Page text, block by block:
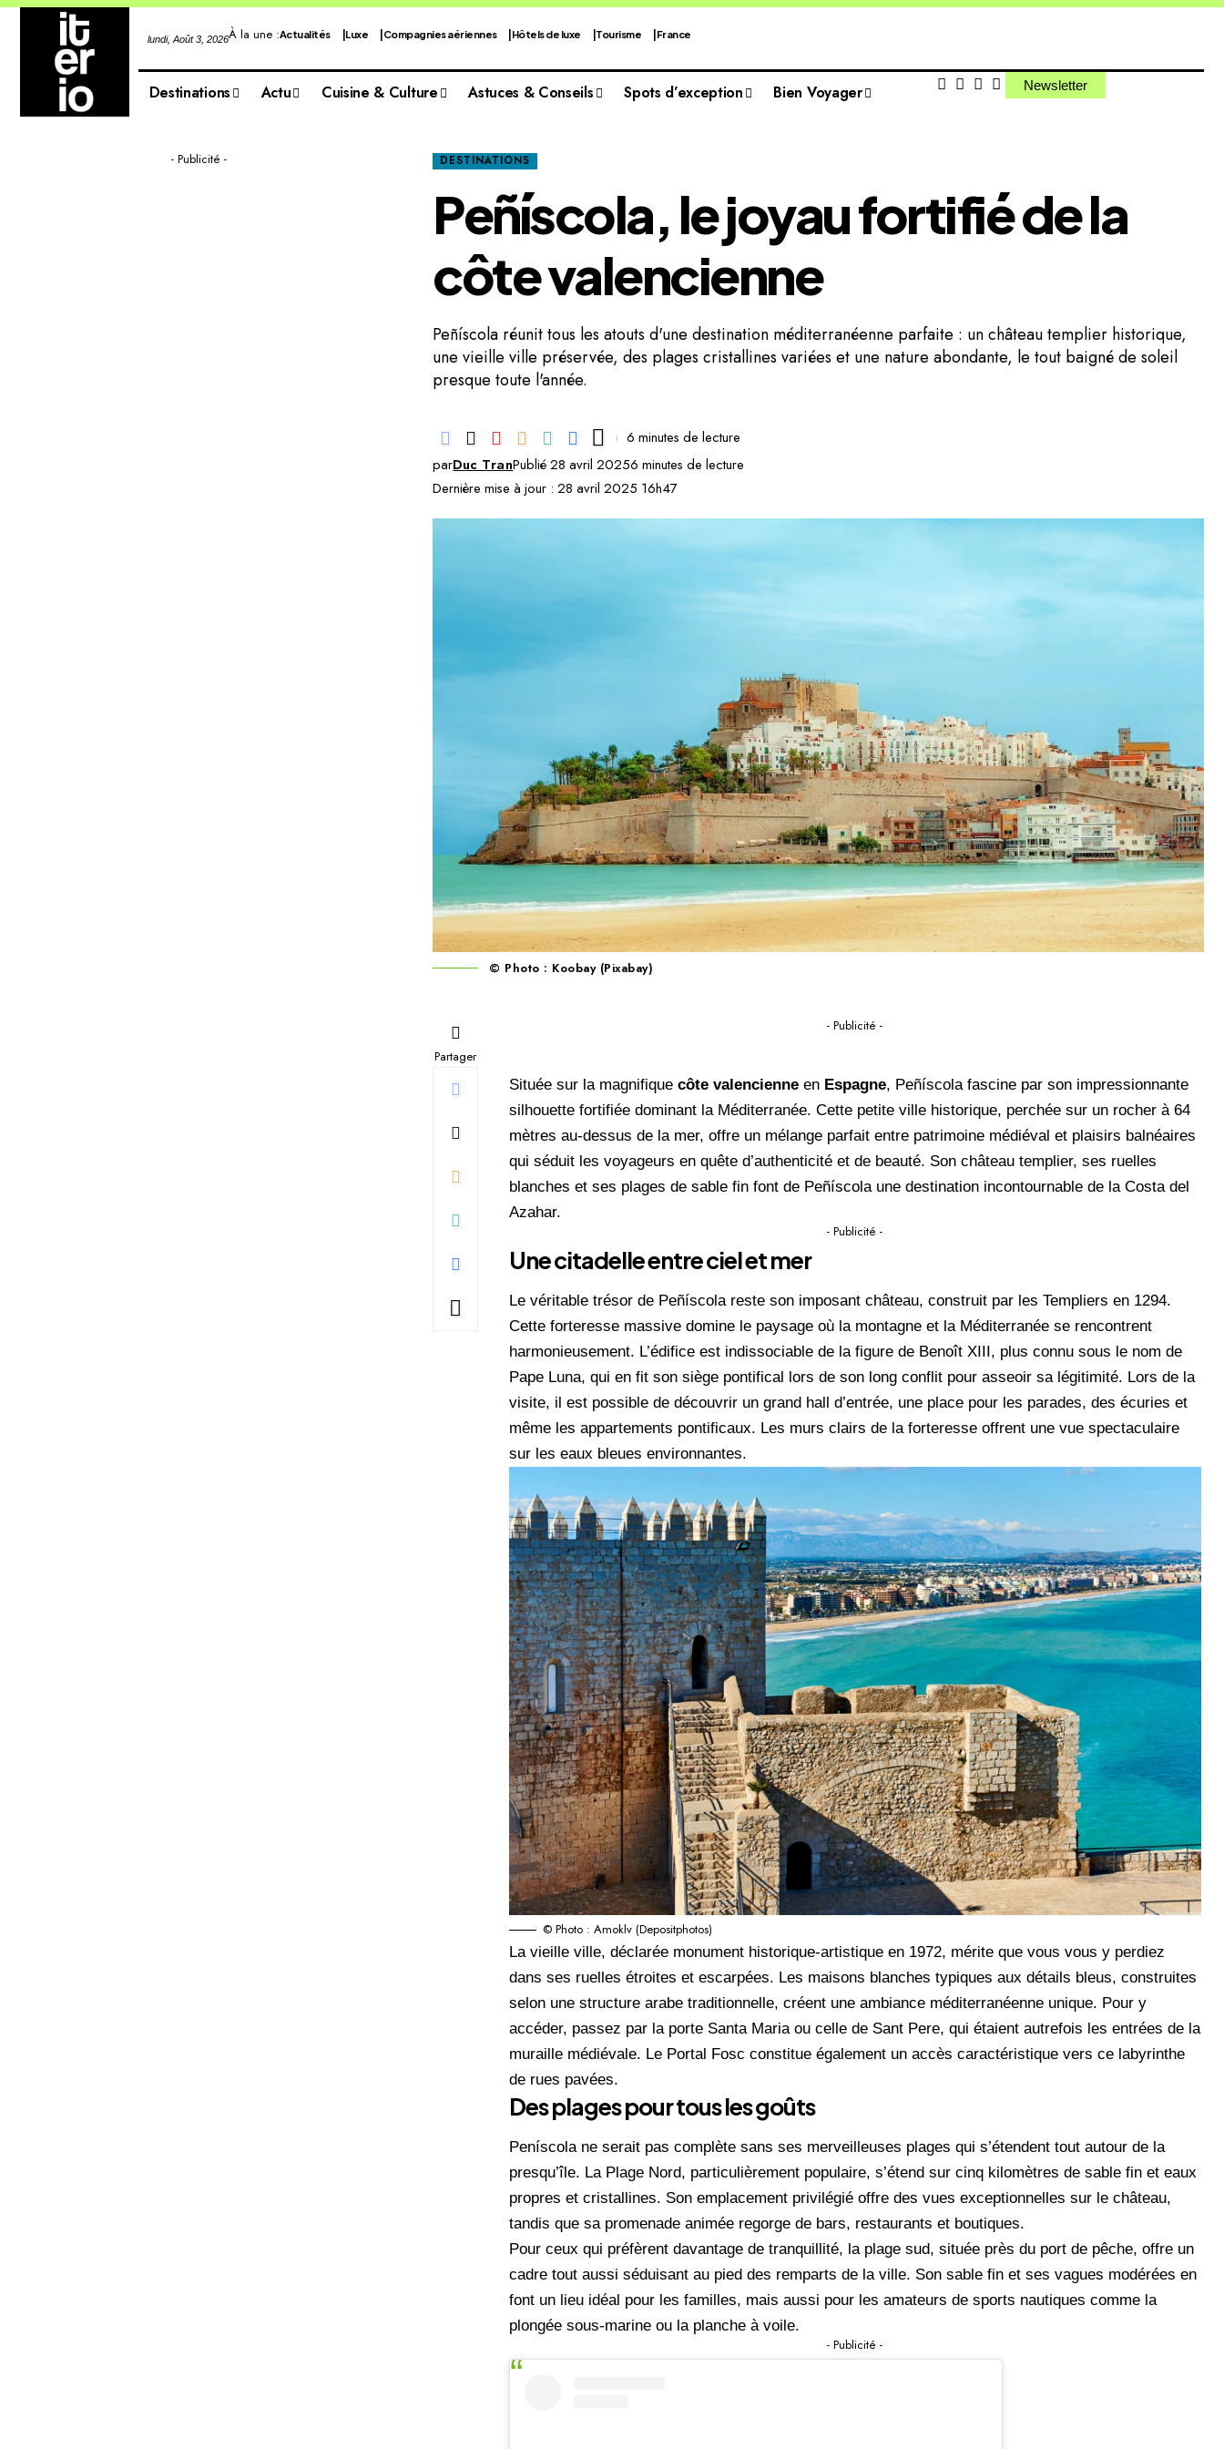
lundi, Août 3, 2026À la une :Actualités Luxe Compagnies aériennes Hôtels de luxe Tourisme France
Destinations Actu Cuisine & Culture Astuces & Conseils Spots d’exception Bien Voyager Newsletter
DESTINATIONS
Peñíscola, le joyau fortifié de la
côte valencienne
Peñíscola réunit tous les atouts d'une destination méditerranéenne parfaite : un château templier historique,
une vieille ville préservée, des plages cristallines variées et une nature abondante, le tout baigné de soleil
presque toute l'année.
Dernière mise à jour : 28 avril 2025 16h47
parDuc TranPublié 28 avril 20256 minutes de lecture
6 minutes de lecture
© Photo : Koobay (Pixabay)
Partager
- Publicité -
Située sur la magnifique côte valencienneen Espagne, Peñíscola fascine par son impressionnante
silhouette fortifiée dominant la Méditerranée. Cette petite ville historique, perchée sur un rocher à 64
mètres au-dessus de la mer, offre un mélange parfait entre patrimoine médiéval et plaisirs balnéaires
qui séduit les voyageurs en quête d’authenticité et de beauté. Son château templier, ses ruelles
blanches et ses plages de sable fin font de Peñíscola une destination incontournable de la Costa del
Azahar.
- Publicité -
Une citadelle entre ciel et mer
Le véritable trésor de Peñíscola reste son imposant château, construit par les Templiers en 1294.
Cette forteresse massive domine le paysage où la montagne et la Méditerranée se rencontrent
harmonieusement. L’édifice est indissociable de la figure de Benoît XIII, plus connu sous le nom de
Pape Luna, qui en fit son siège pontifical lors de son long conflit pour asseoir sa légitimité. Lors de la
visite, il est possible de découvrir un grand hall d’entrée, une place pour les parades, des écuries et
même les appartements pontificaux. Les murs clairs de la forteresse offrent une vue spectaculaire
sur les eaux bleues environnantes.
© Photo : Amoklv (Depositphotos)
La vieille ville, déclarée monument historique-artistique en 1972, mérite que vous vous y perdiez
dans ses ruelles étroites et escarpées. Les maisons blanches typiques aux détails bleus, construites
selon une structure arabe traditionnelle, créent une ambiance méditerranéenne unique. Pour y
accéder, passez par la porte Santa Maria ou celle de Sant Pere, qui étaient autrefois les entrées de la
muraille médiévale. Le Portal Fosc constitue également un accès caractéristique vers ce labyrinthe
de rues pavées.
Des plages pour tous les goûts
Peníscola ne serait pas complète sans ses merveilleuses plages qui s’étendent tout autour de la
presqu’île. La Plage Nord, particulièrement populaire, s’étend sur cinq kilomètres de sable fin et eaux
propres et cristallines. Son emplacement privilégié offre des vues exceptionnelles sur le château,
tandis que sa promenade animée regorge de bars, restaurants et boutiques.
Pour ceux qui préfèrent davantage de tranquillité, la plage sud, située près du port de pêche, offre un
cadre tout aussi séduisant au pied des remparts de la ville. Son sable fin et ses vagues modérées en
font un lieu idéal pour les familles, mais aussi pour les amateurs de sports nautiques comme la
plongée sous-marine ou la planche à voile.
- Publicité -
- Publicité -